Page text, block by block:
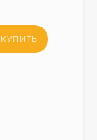
КУПИТЬ